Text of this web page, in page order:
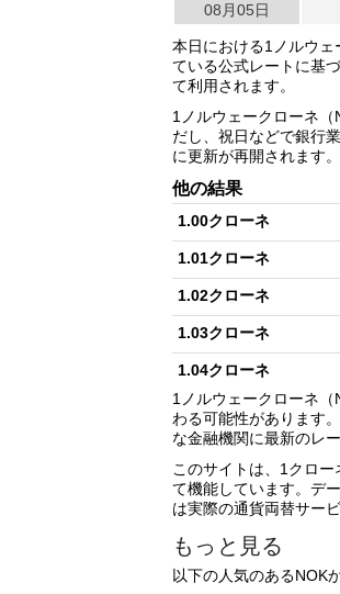
08月05日
本日における1ノルウ
ている公式レートに基
て利用されます。
1ノルウェークローネ
だし、祝日などで銀行
に更新が再開されます。
他の結果
1.00クローネ
1.01クローネ
1.02クローネ
1.03クローネ
1.04クローネ
1.05クローネ
1.06クローネ
1.07クローネ
1.08クローネ
1.09クローネ
1ノルウェークローネ
わる可能性があります
な金融機関に最新のレ
このサイトは、1クロ
て機能しています。デ
は実際の通貨両替サー
もっと見る
以下の人気のあるNOK